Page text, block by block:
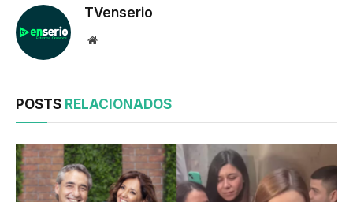
TVenserio
Website
POSTS RELACIONADOS